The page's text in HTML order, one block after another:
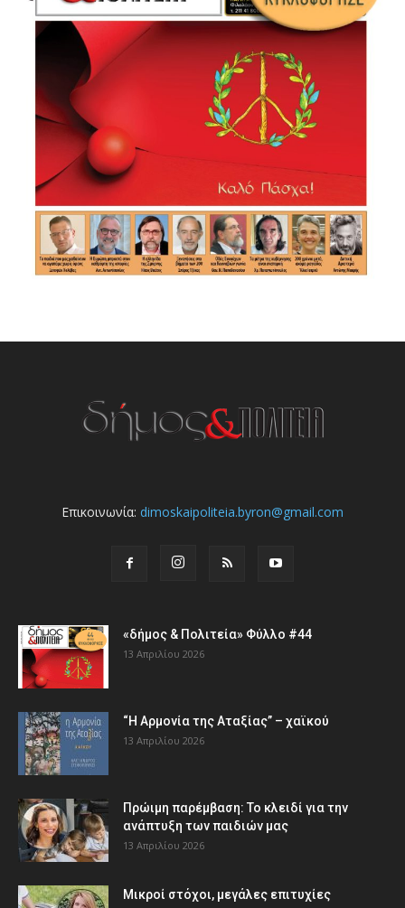
Επικοινωνία: dimoskaipoliteia.byron@gmail.com
«δήμος & Πολιτεία» Φύλλο #44
13 Απριλίου 2026
“Η Αρμονία της Αταξίας” – χαϊκού
13 Απριλίου 2026
Πρώιμη παρέμβαση: Το κλειδί για την
ανάπτυξη των παιδιών µας
13 Απριλίου 2026
Μικροί στόχοι, μεγάλες επιτυχίες